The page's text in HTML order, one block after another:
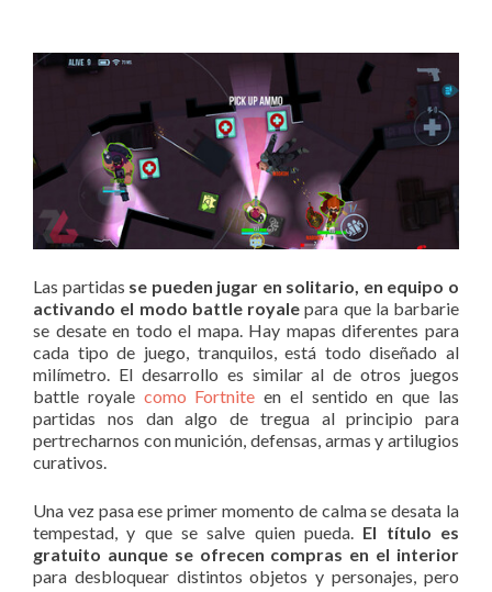
Las partidas se pueden jugar en solitario, en equipo o
activando el modo battle royale para que la barbarie
se desate en todo el mapa. Hay mapas diferentes para
cada tipo de juego, tranquilos, está todo diseñado al
milímetro. El desarrollo es similar al de otros juegos
battle royale como Fortnite en el sentido en que las
partidas nos dan algo de tregua al principio para
pertrecharnos con munición, defensas, armas y artilugios
curativos.
Una vez pasa ese primer momento de calma se desata la
tempestad, y que se salve quien pueda. El título es
gratuito aunque se ofrecen compras en el interior
para desbloquear distintos objetos y personajes, pero